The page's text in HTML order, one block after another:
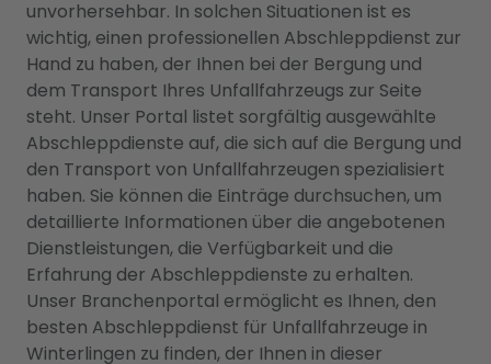
unvorhersehbar. In solchen Situationen ist es
wichtig, einen professionellen Abschleppdienst zur
Hand zu haben, der Ihnen bei der Bergung und
dem Transport Ihres Unfallfahrzeugs zur Seite
steht. Unser Portal listet sorgfältig ausgewählte
Abschleppdienste auf, die sich auf die Bergung und
den Transport von Unfallfahrzeugen spezialisiert
haben. Sie können die Einträge durchsuchen, um
detaillierte Informationen über die angebotenen
Dienstleistungen, die Verfügbarkeit und die
Erfahrung der Abschleppdienste zu erhalten.
Unser Branchenportal ermöglicht es Ihnen, den
besten Abschleppdienst für Unfallfahrzeuge in
Winterlingen zu finden, der Ihnen in dieser